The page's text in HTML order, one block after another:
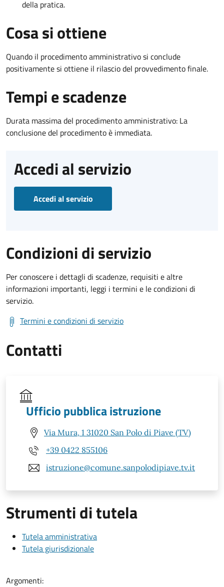
della pratica.
Cosa si ottiene
Quando il procedimento amministrativo si conclude
positivamente si ottiene il rilascio del provvedimento finale.
Tempi e scadenze
Durata massima del procedimento amministrativo: La
conclusione del procedimento è immediata.
Accedi al servizio
Accedi al servizio
Condizioni di servizio
Per conoscere i dettagli di scadenze, requisiti e altre
informazioni importanti, leggi i termini e le condizioni di
servizio.
Termini e condizioni di servizio
Contatti
Ufficio pubblica istruzione
Via Mura, 1 31020 San Polo di Piave (TV)
+39 0422 855106
istruzione@comune.sanpolodipiave.tv.it
Strumenti di tutela
Tutela amministrativa
Tutela giurisdizionale
Argomenti: